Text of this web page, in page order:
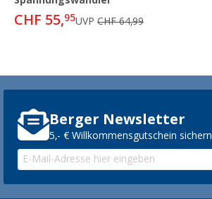
CHF 55,95UVP CHF 64,99
Berger Newsletter
5,- € Willkommensgutschein sichern